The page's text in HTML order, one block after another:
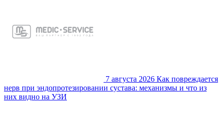
7 августа 2026 Как повреждается
нерв при эндопротезировании сустава: механизмы и что из
них видно на УЗИ